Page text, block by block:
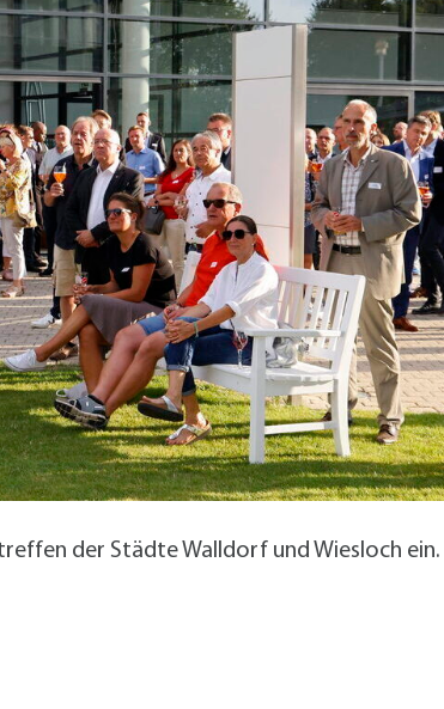
der Städte Walldorf und Wiesloch ein.